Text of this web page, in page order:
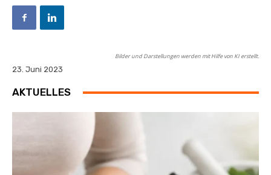
Bilder und Darstellungen werden mit Hilfe von KI erstellt.
23. Juni 2023
AKTUELLES